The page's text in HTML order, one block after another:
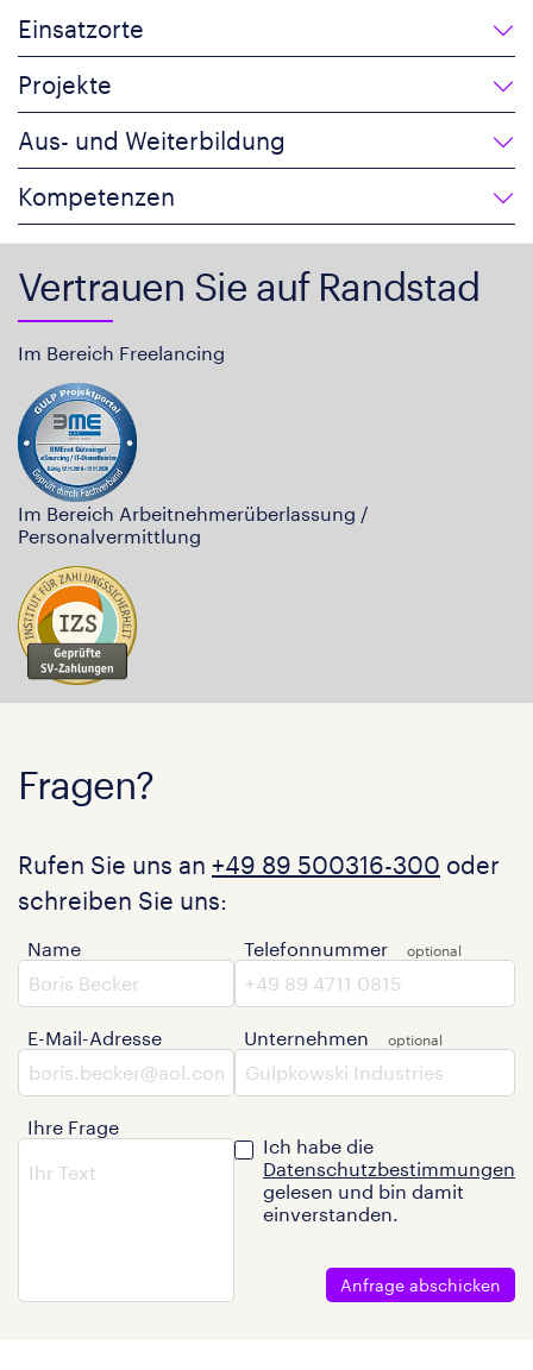
Einsatzorte
Projekte
Aus- und Weiterbildung
Kompetenzen
Vertrauen Sie auf Randstad
Im Bereich Freelancing
Im Bereich Arbeitnehmerüberlassung /
Personalvermittlung
Fragen?
Rufen Sie uns an +49 89 500316-300 oder
schreiben Sie uns:
Name
E-Mail-Adresse
Ihre Frage
Telefonnummer
Unternehmen
Ich habe die
Datenschutzbestimmungen
gelesen und bin damit
einverstanden.
Anfrage abschicken